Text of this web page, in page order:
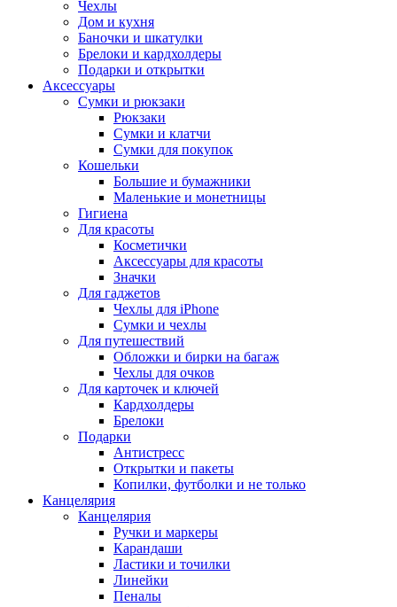
Чехлы
Дом и кухня
Баночки и шкатулки
Брелоки и кардхолдеры
Подарки и открытки
Аксессуары
Сумки и рюкзаки
Рюкзаки
Сумки и клатчи
Сумки для покупок
Кошельки
Большие и бумажники
Маленькие и монетницы
Гигиена
Для красоты
Косметички
Аксессуары для красоты
Значки
Для гаджетов
Чехлы для iPhone
Сумки и чехлы
Для путешествий
Обложки и бирки на багаж
Чехлы для очков
Для карточек и ключей
Кардхолдеры
Брелоки
Подарки
Антистресс
Открытки и пакеты
Копилки, футболки и не только
Канцелярия
Канцелярия
Ручки и маркеры
Карандаши
Ластики и точилки
Линейки
Пеналы